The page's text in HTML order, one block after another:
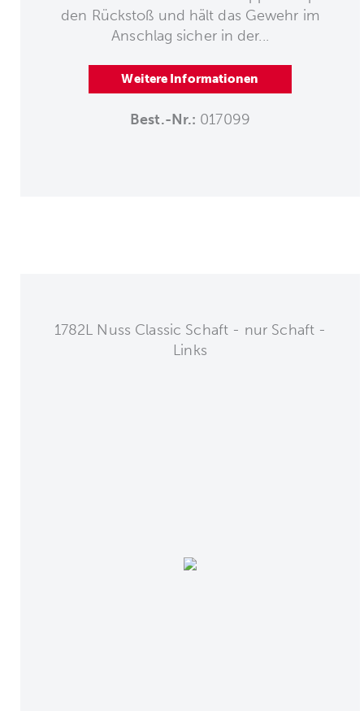
den Rückstoß und hält das Gewehr im
Anschlag sicher in der...
Weitere Informationen
Best.-Nr.: 017099
1782L Nuss Classic Schaft - nur Schaft -
Links